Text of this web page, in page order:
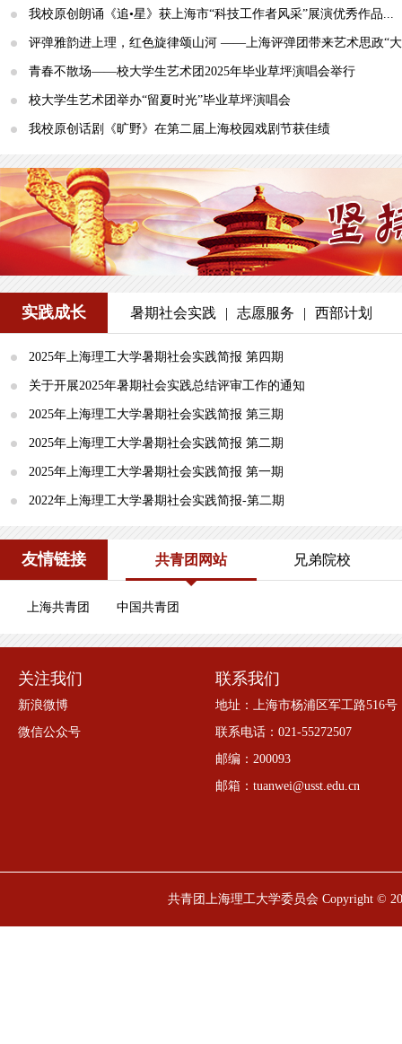
我校原创朗诵《追•星》获上海市“科技工作者风采”展演优秀作品...
评弹雅韵进上理，红色旋律颂山河 ——上海评弹团带来艺术思政“
青春不散场——校大学生艺术团2025年毕业草坪演唱会举行
校大学生艺术团举办“留夏时光”毕业草坪演唱会
我校原创话剧《旷野》在第二届上海校园戏剧节获佳绩
实践成长 暑期社会实践 | 志愿服务 | 西部计划
2025年上海理工大学暑期社会实践简报 第四期
关于开展2025年暑期社会实践总结评审工作的通知
2025年上海理工大学暑期社会实践简报 第三期
2025年上海理工大学暑期社会实践简报 第二期
2025年上海理工大学暑期社会实践简报 第一期
2022年上海理工大学暑期社会实践简报-第二期
友情链接 共青团网站 兄弟院校
上海共青团 中国共青团
关注我们
新浪微博
微信公众号
联系我们
地址：上海市杨浦区军工路516号
联系电话：021-55272507
邮编：200093
邮箱：tuanwei@usst.edu.cn
共青团上海理工大学委员会 Copyright ©